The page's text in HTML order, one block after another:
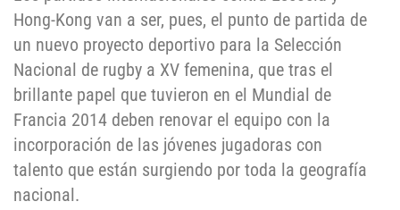
Hong-Kong van a ser, pues, el punto de partida de
un nuevo proyecto deportivo para la Selección
Nacional de rugby a XV femenina, que tras el
brillante papel que tuvieron en el Mundial de
Francia 2014 deben renovar el equipo con la
incorporación de las jóvenes jugadoras con
talento que están surgiendo por toda la geografía
nacional.